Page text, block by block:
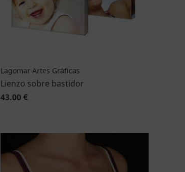
Lagomar Artes Gráficas
Lienzo sobre bastidor
43.00 €